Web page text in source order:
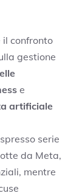
il confronto
gestione
e
artificiale
serie
da Meta,
mentre